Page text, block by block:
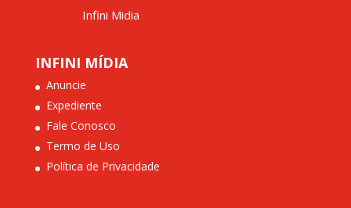
Infini Midia
INFINI MÍDIA
Anuncie
Expediente
Fale Conosco
Termo de Uso
Política de Privacidade